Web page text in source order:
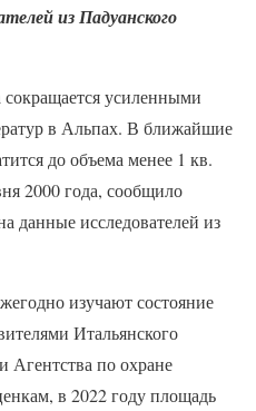
из Падуанского
усиленными
в Альпах. В ближайшие
до объема менее 1 кв.
2000 года, сообщило
данные исследователей из
изучают состояние
Итальянского
Агентства по охране
в 2022 году площадь